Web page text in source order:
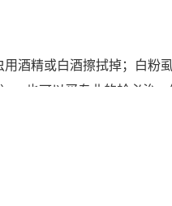
酒精或白酒擦拭掉；白粉
。也可以买专业的蚧必治、